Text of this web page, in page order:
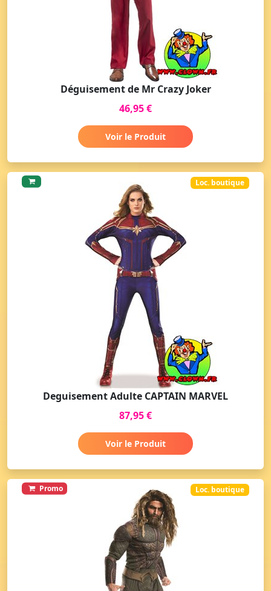
Déguisement de Mr Crazy Joker
46,95 €
Voir le Produit
Loc. boutique
Deguisement Adulte CAPTAIN MARVEL
87,95 €
Voir le Produit
Promo Loc. boutique